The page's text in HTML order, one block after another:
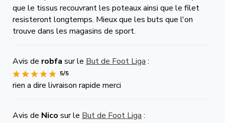
que le tissus recouvrant les poteaux ainsi que le filet
resisteront longtemps. Mieux que les buts que l'on
trouve dans les magasins de sport.
Avis de robfa sur le But de Foot Liga :
5/5
rien a dire livraison rapide merci
Avis de Nico sur le But de Foot Liga :